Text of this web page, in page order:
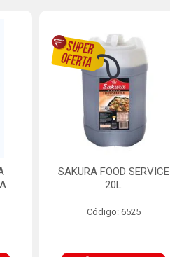
SAKURA FOOD SERVICE
20L
Código: 6525